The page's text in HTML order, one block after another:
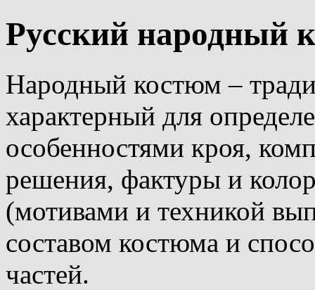
Русский народный
Народный костюм –
характерный для
особенностями кроя,
решения, фактуры и
(мотивами и техникой
составом костюма и
частей.